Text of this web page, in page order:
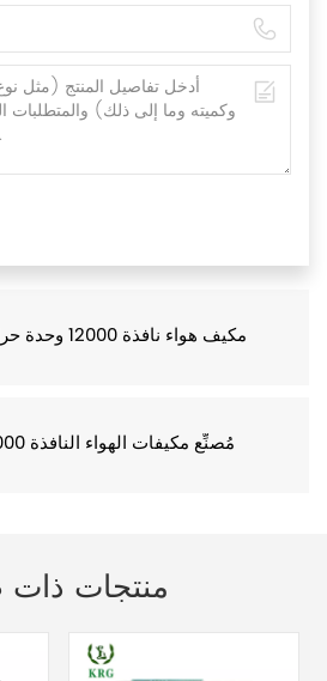
مكيف هواء
منتجات